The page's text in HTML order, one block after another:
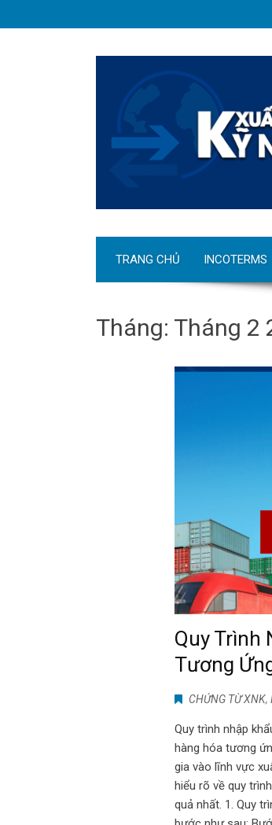
TRANG CHỦ INCOTERMS
Tháng: Tháng 2
Quy Trình
Tương
CHỨNG TỪ XNK,
Quy trình nhập
hàng hóa tương
gia vào lĩnh vực
hiểu rõ về quy
quả nhất. 1. Quy